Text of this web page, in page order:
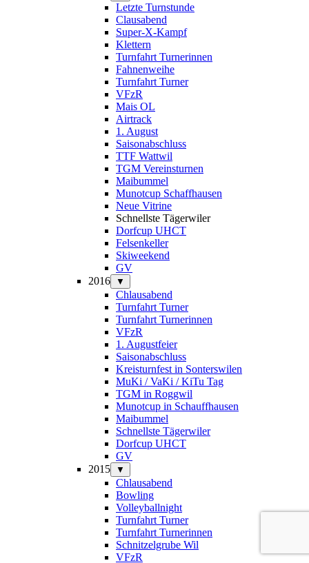
Letzte Turnstunde
Clausabend
Super-X-Kampf
Klettern
Turnfahrt Turnerinnen
Fahnenweihe
Turnfahrt Turner
VFzR
Mais OL
Airtrack
1. August
Saisonabschluss
TTF Wattwil
TGM Vereinsturnen
Maibummel
Munotcup Schaffhausen
Neue Vitrine
Schnellste Tägerwiler
Dorfcup UHCT
Felsenkeller
Skiweekend
GV
2016
▼
Chlausabend
Turnfahrt Turner
Turnfahrt Turnerinnen
VFzR
1. Augustfeier
Saisonabschluss
Kreisturnfest in Sonterswilen
MuKi / VaKi / KiTu Tag
TGM in Roggwil
Munotcup in Schauffhausen
Maibummel
Schnellste Tägerwiler
Dorfcup UHCT
GV
2015
▼
Chlausabend
Bowling
Volleyballnight
Turnfahrt Turner
Turnfahrt Turnerinnen
Schnitzelgrube Wil
VFzR